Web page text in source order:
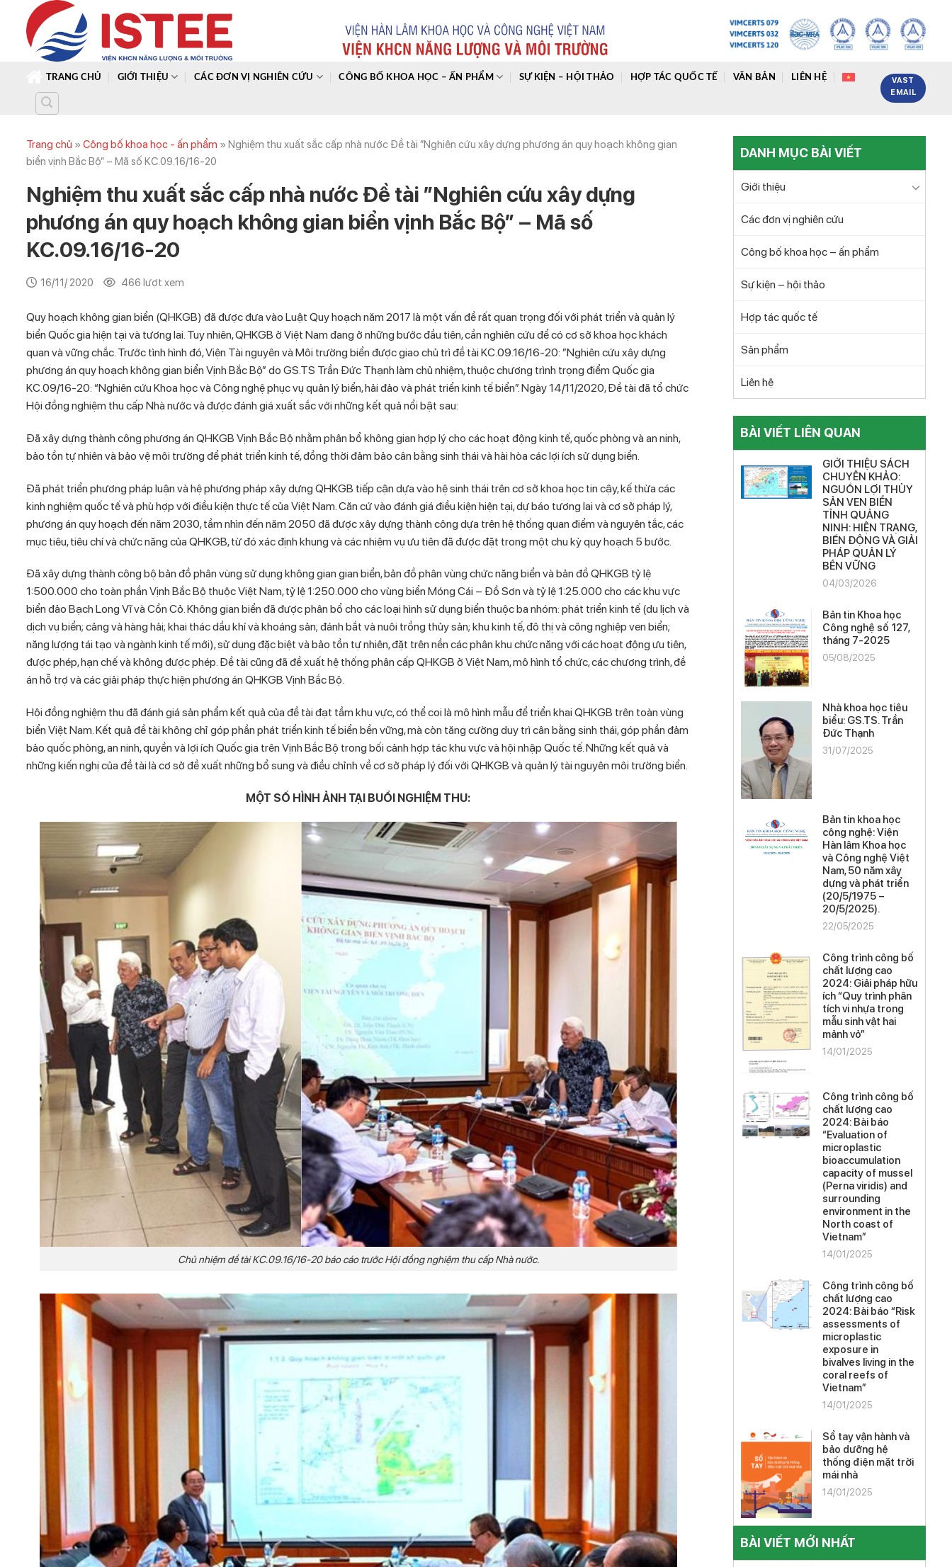
content
TRANG CHỦ GIỚI THIỆU CÁC ĐƠN VỊ NGHIÊN CỨU CÔNG BỐ KHOA HỌC – ẤN PHẨM SỰ KIỆN – HỘI THẢO HỢP TÁC QUỐC TẾ VĂN BẢN LIÊN HỆ
VAST
EMAIL
Trang chủ » Công bố khoa học - ấn phẩm » Nghiệm thu xuất sắc cấp nhà nước Đề tài ”Nghiên cứu xây dựng phương án quy hoạch không gian
biển vịnh Bắc Bộ” – Mã số KC.09.16/16-20
Nghiệm thu xuất sắc cấp nhà nước Đề tài ”Nghiên cứu xây dựng
phương án quy hoạch không gian biển vịnh Bắc Bộ” – Mã số
KC.09.16/16-20
16/11/ 2020 466 lượt xem
Quy hoạch không gian biển (QHKGB) đã được đưa vào Luật Quy hoạch năm 2017 là một vấn đề rất quan trọng đối với phát triển và quản lý
biển Quốc gia hiện tại và tương lai. Tuy nhiên, QHKGB ở Việt Nam đang ở những bước đầu tiên, cần nghiên cứu để có cơ sở khoa học khách
quan và vững chắc. Trước tình hình đó, Viện Tài nguyên và Môi trường biển được giao chủ trì đề tài KC.09.16/16-20: ”Nghiên cứu xây dựng
phương án quy hoạch không gian biển Vịnh Bắc Bộ” do GS.TS Trần Đức Thạnh làm chủ nhiệm, thuộc chương trình trọng điểm Quốc gia
KC.09/16-20: “Nghiên cứu Khoa học và Công nghệ phục vụ quản lý biển, hải đảo và phát triển kinh tế biển”. Ngày 14/11/2020, Đề tài đã tổ chức
Hội đồng nghiệm thu cấp Nhà nước và được đánh giá xuất sắc với những kết quả nổi bật sau:
Đã xây dựng thành công phương án QHKGB Vịnh Bắc Bộ nhằm phân bổ không gian hợp lý cho các hoạt động kinh tế, quốc phòng và an ninh,
bảo tồn tự nhiên và bảo vệ môi trường để phát triển kinh tế, đồng thời đảm bảo cân bằng sinh thái và hài hòa các lợi ích sử dụng biển.
Đã phát triển phương pháp luận và hệ phương pháp xây dựng QHKGB tiếp cận dựa vào hệ sinh thái trên cơ sở khoa học tin cậy, kế thừa các
kinh nghiệm quốc tế và phù hợp với điều kiện thực tế của Việt Nam. Căn cứ vào đánh giá điều kiện hiện tại, dự báo tương lai và cơ sở pháp lý,
phương án quy hoạch đến năm 2030, tầm nhìn đến năm 2050 đã được xây dựng thành công dựa trên hệ thống quan điểm và nguyên tắc, các
mục tiêu, tiêu chí và chức năng của QHKGB, từ đó xác định khung và các nhiệm vụ ưu tiên đã được đặt trong một chu kỳ quy hoạch 5 bước.
Đã xây dựng thành công bộ bản đồ phân vùng sử dụng không gian gian biển, bản đồ phân vùng chức năng biển và bản đồ QHKGB tỷ lệ
1:500.000 cho toàn phần Vịnh Bắc Bộ thuộc Việt Nam, tỷ lệ 1:250.000 cho vùng biển Móng Cái – Đồ Sơn và tỷ lệ 1:25.000 cho các khu vực
biển đảo Bạch Long Vĩ và Cồn Cỏ. Không gian biển đã được phân bổ cho các loại hình sử dụng biển thuộc ba nhóm: phát triển kinh tế (du lịch và
dịch vụ biển; cảng và hàng hải; khai thác dầu khí và khoáng sản; đánh bắt và nuôi trồng thủy sản; khu kinh tế, đô thị và công nghiệp ven biển;
năng lượng tái tạo và ngành kinh tế mới), sử dụng đặc biệt và bảo tồn tự nhiên, đặt trên nền các phân khu chức năng với các hoạt động ưu tiên,
được phép, hạn chế và không được phép. Đề tài cũng đã đề xuất hệ thống phân cấp QHKGB ở Việt Nam, mô hình tổ chức, các chương trình, đề
án hỗ trợ và các giải pháp thực hiện phương án QHKGB Vịnh Bắc Bộ.
Hội đồng nghiệm thu đã đánh giá sản phẩm kết quả của đề tài đạt tầm khu vực, có thể coi là mô hình mẫu để triển khai QHKGB trên toàn vùng
biển Việt Nam. Kết quả đề tài không chỉ góp phần phát triển kinh tế biển bền vững, mà còn tăng cường duy trì cân bằng sinh thái, góp phần đảm
bảo quốc phòng, an ninh, quyền và lợi ích Quốc gia trên Vịnh Bắc Bộ trong bối cảnh hợp tác khu vực và hội nhập Quốc tế. Những kết quả và
những kiến nghị của đề tài là cơ sở đề xuất những bổ sung và điều chỉnh về cơ sở pháp lý đối với QHKGB và quản lý tài nguyên môi trường biển.
MỘT SỐ HÌNH ẢNH TẠI BUỔI NGHIỆM THU:
Chủ nhiệm đề tài KC.09.16/16-20 báo cáo trước Hội đồng nghiệm thu cấp Nhà nước.
DANH MỤC BÀI VIẾT
Giới thiệu
Các đơn vị nghiên cứu
Công bố khoa học – ấn phẩm
Sự kiện – hội thảo
Hợp tác quốc tế
Sản phẩm
Liên hệ
BÀI VIẾT LIÊN QUAN
GIỚI THIỆU SÁCH
CHUYÊN KHẢO:
NGUỒN LỢI THỦY
SẢN VEN BIỂN
TỈNH QUẢNG
NINH: HIỆN TRẠNG,
BIẾN ĐỘNG VÀ GIẢI
PHÁP QUẢN LÝ
BỀN VỮNG
04/03/2026
Bản tin Khoa học
Công nghệ số 127,
tháng 7-2025
05/08/2025
Nhà khoa học tiêu
biểu: GS.TS. Trần
Đức Thạnh
31/07/2025
Bản tin khoa học
công nghệ: Viện
Hàn lâm Khoa học
và Công nghệ Việt
Nam, 50 năm xây
dựng và phát triển
(20/5/1975 –
20/5/2025).
22/05/2025
Công trình công bố
chất lượng cao
2024: Giải pháp hữu
ích “Quy trình phân
tích vi nhựa trong
mẫu sinh vật hai
mảnh vỏ”
14/01/2025
Công trình công bố
chất lượng cao
2024: Bài báo
“Evaluation of
microplastic
bioaccumulation
capacity of mussel
(Perna viridis) and
surrounding
environment in the
North coast of
Vietnam”
14/01/2025
Công trình công bố
chất lượng cao
2024: Bài báo “Risk
assessments of
microplastic
exposure in
bivalves living in the
coral reefs of
Vietnam”
14/01/2025
Sổ tay vận hành và
bảo dưỡng hệ
thống điện mặt trời
mái nhà
14/01/2025
BÀI VIẾT MỚI NHẤT